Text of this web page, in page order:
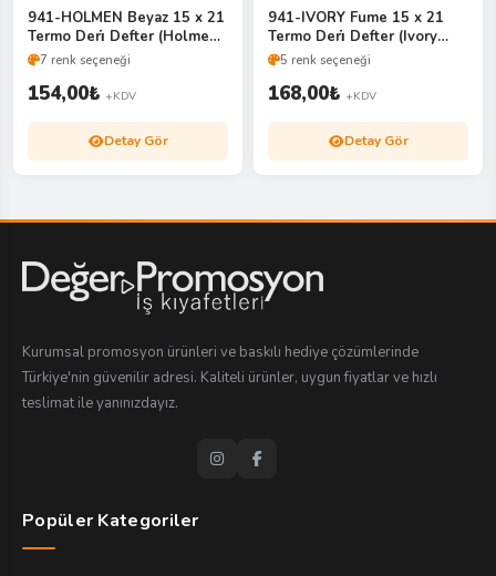
941-HOLMEN Beyaz 15 x 21
Termo Deri̇ Defter (Holmen
Ki̇tap Kağıdı)
7 renk seçeneği
154,00₺ +KDV
Detay Gör
941-IVORY Fume 15 x 21
Termo Deri̇ Defter (Ivory
Kağıt)
5 renk seçeneği
168,00₺ +KDV
Detay Gör
Kurumsal promosyon ürünleri ve baskılı hediye çözümlerinde
Türkiye'nin güvenilir adresi. Kaliteli ürünler, uygun fiyatlar ve hızlı
teslimat ile yanınızdayız.
Popüler Kategoriler